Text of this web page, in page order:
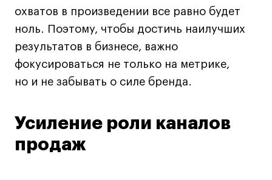
охватов в произведении все равно будет
ноль. Поэтому, чтобы достичь наилучших
результатов в бизнесе, важно
фокусироваться не только на метрике,
но и не забывать о силе бренда.
Усиление роли каналов
продаж